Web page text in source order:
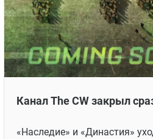
Канал The CW закрыл
«Наследие» и «Династия»